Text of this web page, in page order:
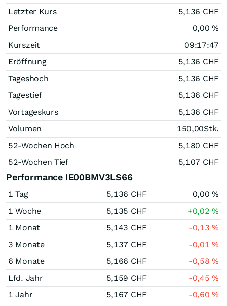
Letzter Kurs
5,136 CHF
Performance
0,00%
Kurszeit
09:17:47
Eröffnung
5,136 CHF
Tageshoch
5,136 CHF
Tagestief
5,136 CHF
Vortageskurs
5,136 CHF
Volumen
150,00Stk.
52-Wochen Hoch
5,180 CHF
52-Wochen Tief
5,107 CHF
Performance IE00BMV3LS66
1 Tag 5,136 CHF 0,00%
1 Woche
5,135 CHF +0,02%
1 Monat
5,143 CHF -0,13%
3 Monate
5,137 CHF -0,01%
6 Monate
5,166 CHF -0,58%
Lfd. Jahr
5,159 CHF -0,45%
1 Jahr
5,167 CHF -0,60%